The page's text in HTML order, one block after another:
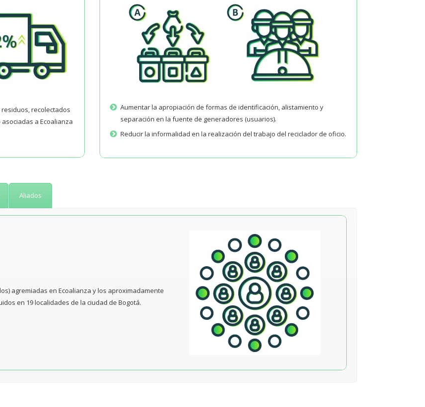
recolectados
a Ecoalianza
Aumentar la apropiación de formas de identificación, alistamiento y
separación en la fuente de generadores (usuarios).
Reducir la informalidad en la realización del trabajo del reciclador de oficio.
Aliados
agremiadas en Ecoalianza y los aproximadamente
en 19 localidades de la ciudad de Bogotá.